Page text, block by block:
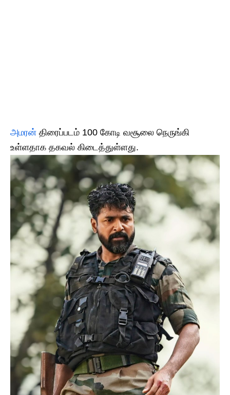
அமரன் திரைப்படம் 100 கோடி வசூலை நெருங்கி
உள்ளதாக தகவல் கிடைத்துள்ளது.